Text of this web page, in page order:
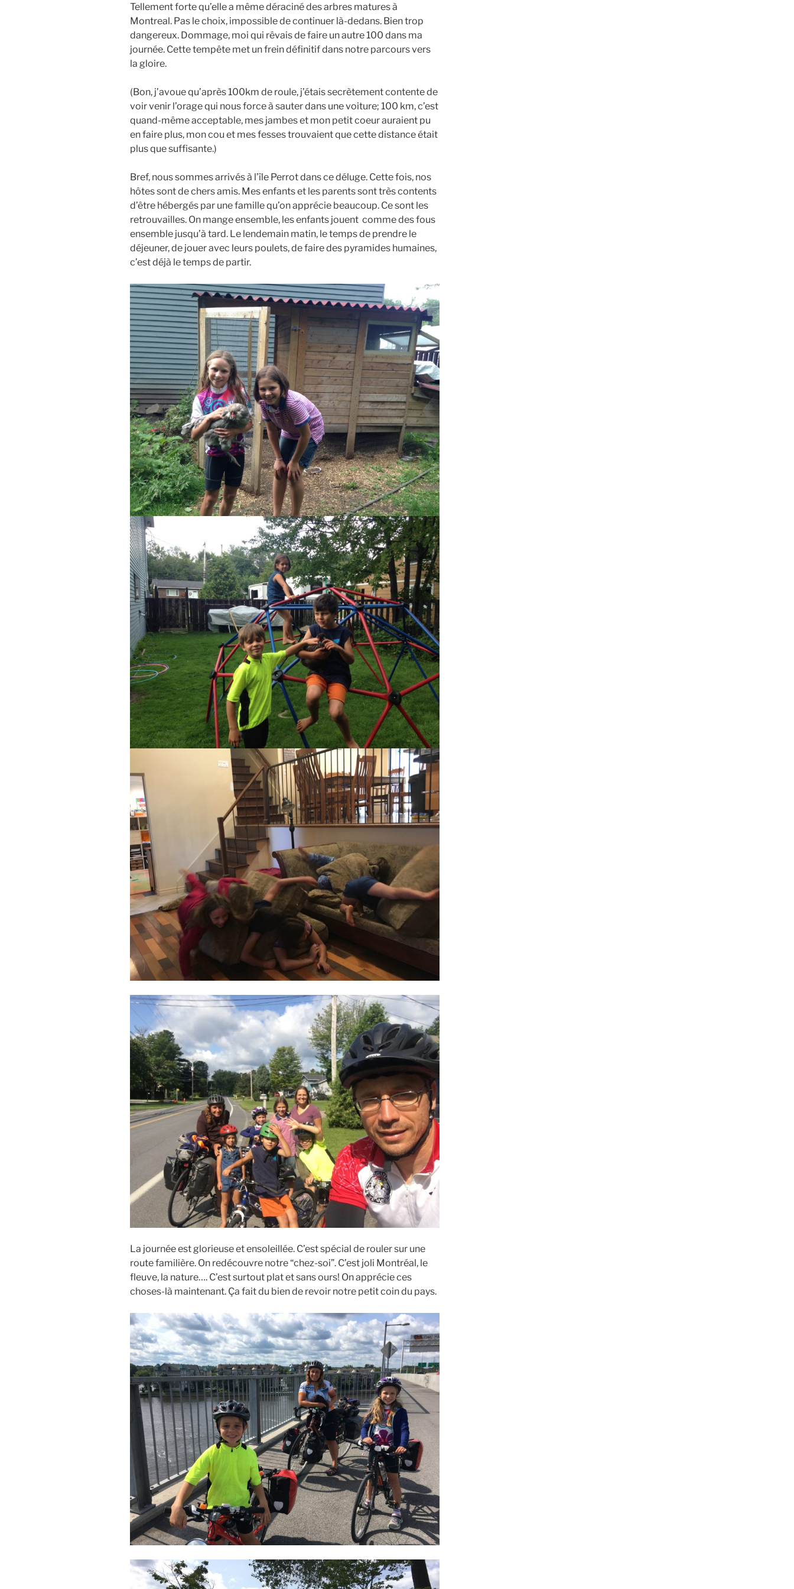
Tellement forte qu’elle a même déraciné des arbres matures à
Montreal. Pas le choix, impossible de continuer là-dedans. Bien trop
dangereux. Dommage, moi qui rêvais de faire un autre 100 dans ma
journée. Cette tempête met un frein définitif dans notre parcours vers
la gloire.
(Bon, j’avoue qu’après 100km de roule, j’étais secrètement contente de
voir venir l’orage qui nous force à sauter dans une voiture; 100 km, c’est
quand-même acceptable, mes jambes et mon petit coeur auraient pu
en faire plus, mon cou et mes fesses trouvaient que cette distance était
plus que suffisante.)
Bref, nous sommes arrivés à l’île Perrot dans ce déluge. Cette fois, nos
hôtes sont de chers amis. Mes enfants et les parents sont très contents
d’être hébergés par une famille qu’on apprécie beaucoup. Ce sont les
retrouvailles. On mange ensemble, les enfants jouent comme des fous
ensemble jusqu’à tard. Le lendemain matin, le temps de prendre le
déjeuner, de jouer avec leurs poulets, de faire des pyramides humaines,
c’est déjà le temps de partir.
La journée est glorieuse et ensoleillée. C’est spécial de rouler sur une
route familière. On redécouvre notre “chez-soi”. C’est joli Montréal, le
fleuve, la nature…. C’est surtout plat et sans ours! On apprécie ces
choses-là maintenant. Ça fait du bien de revoir notre petit coin du pays.